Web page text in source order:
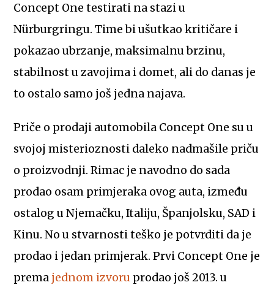
Concept One testirati na stazi u
Nürburgringu. Time bi ušutkao kritičare i
pokazao ubrzanje, maksimalnu brzinu,
stabilnost u zavojima i domet, ali do danas je
to ostalo samo još jedna najava.
Priče o prodaji automobila Concept One su u
svojoj misterioznosti daleko nadmašile priču
o proizvodnji. Rimac je navodno do sada
prodao osam primjeraka ovog auta, između
ostalog u Njemačku, Italiju, Španjolsku, SAD i
Kinu. No u stvarnosti teško je potvrditi da je
prodao i jedan primjerak. Prvi Concept One je
prema jednom izvoru prodao još 2013. u